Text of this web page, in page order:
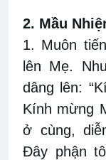
2. Mầu
1. Muôn
lên Mẹ.
dâng lên:
Kính mừng
ở cùng,
Đây phận